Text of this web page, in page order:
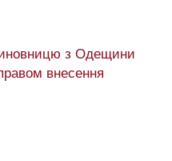
з Одещини
внесення